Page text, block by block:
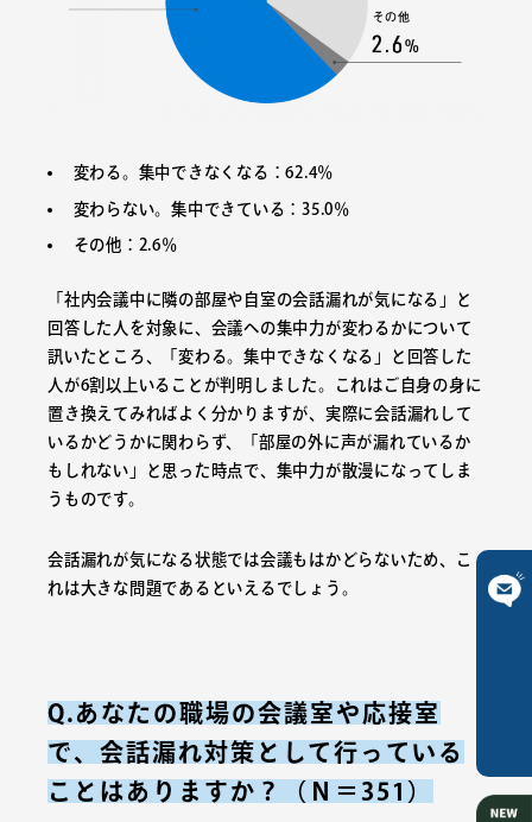
変わる。集中できなくなる：62.4％
変わらない。集中できている：35.0％
その他：2.6％
「社内会議中に隣の部屋や自室の会話漏れが気になる」と
回答した人を対象に、会議への集中力が変わるかについて
訊いたところ、「変わる。集中できなくなる」と回答した
人が6割以上いることが判明しました。これはご自身の身に
置き換えてみればよく分かりますが、実際に会話漏れして
いるかどうかに関わらず、「部屋の外に声が漏れているか
もしれない」と思った時点で、集中力が散漫になってしま
うものです。
会話漏れが気になる状態では会議もはかどらないため、こ
れは大きな問題であるといえるでしょう。
Q.あなたの職場の会議室や応接室
で、会話漏れ対策として行っている
ことはありますか？（Ｎ＝351）
こちら